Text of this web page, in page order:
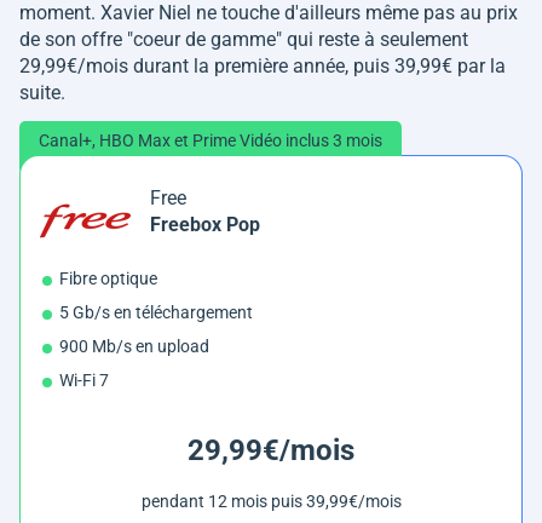
moment. Xavier Niel ne touche d'ailleurs même pas au prix
de son offre "coeur de gamme" qui reste à seulement
29,99€/mois durant la première année, puis 39,99€ par la
suite.
Canal+, HBO Max et Prime Vidéo inclus 3 mois
Free
Freebox Pop
Fibre optique
5 Gb/s en téléchargement
900 Mb/s en upload
Wi-Fi 7
29,99€/mois
pendant 12 mois puis 39,99€/mois